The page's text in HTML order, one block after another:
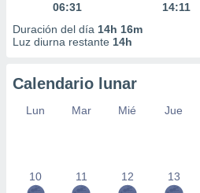
06:31
14:11
Duración del día 14h 16m
Luz diurna restante 14h
Calendario lunar
Lun Mar Mié Jue
10 11 12 13